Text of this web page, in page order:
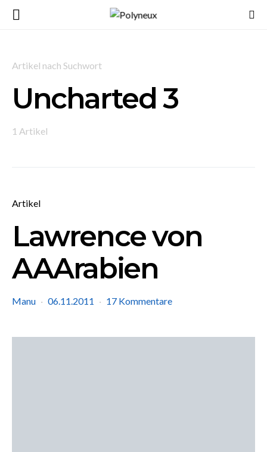
Artikel nach Suchwort
Uncharted 3
1 Artikel
Artikel
Lawrence von
AAArabien
Manu 06.11.2011 17 Kommentare